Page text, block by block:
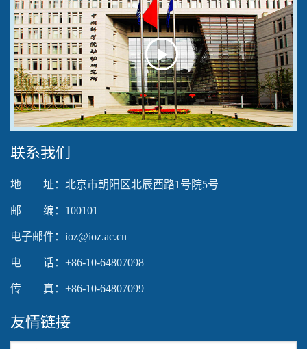
Play
Video
联系我们
地 址：北京市朝阳区北辰西路1号院5号
邮 编：100101
电子邮件：ioz@ioz.ac.cn
电 话：+86-10-64807098
传 真：+86-10-64807099
友情链接